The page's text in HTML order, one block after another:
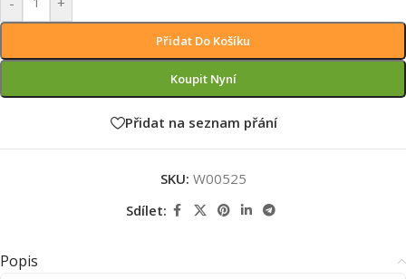
Přidat Do Košíku
Koupit Nyní
Přidat na seznam přání
SKU: W00525
Sdílet:
Popis